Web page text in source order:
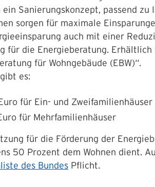
ein Sanierungskonzept, passend
sorgen für maximale
auch mit einer
für die Energieberatung.
für Wohngebäude (EBW)“.
es:
für Ein- und Zweifamilienhäuser
für Mehrfamilienhäuser
für die Förderung der
50 Prozent dem Wohnen dient.
des Bundes Pflicht.